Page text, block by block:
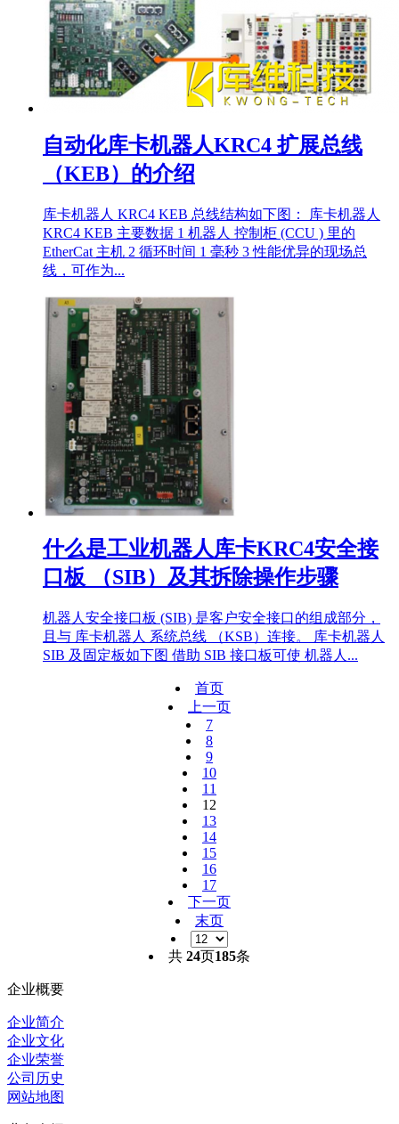
自动化库卡机器人KRC4 扩展总线
（KEB）的介绍
库卡机器人 KRC4 KEB 总线结构如下图： 库卡机器人
KRC4 KEB 主要数据 1 机器人 控制柜 (CCU ) 里的
EtherCat 主机 2 循环时间 1 毫秒 3 性能优异的现场总
线，可作为...
什么是工业机器人库卡KRC4安全接
口板 （SIB）及其拆除操作步骤
机器人安全接口板 (SIB) 是客户安全接口的组成部分，
且与 库卡机器人 系统总线 （KSB）连接。 库卡机器人
SIB 及固定板如下图 借助 SIB 接口板可使 机器人...
首页
上一页
7
8
9
10
11
12
13
14
15
16
17
下一页
末页
共 24页185条
企业概要
企业简介
企业文化
企业荣誉
公司历史
网站地图